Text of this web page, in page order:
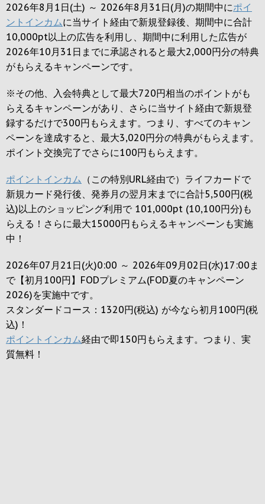
2026年8月1日(土) ～ 2026年8月31日(月)の期間中にポイ
ントインカムに当サイト経由で新規登録後、期間中に合計
10,000pt以上の広告を利用し、期間中に利用した広告が
2026年10月31日までに承認されると最大2,000円分の特典
がもらえるキャンペーンです。
※その他、入会特典として最大720円相当のポイントがも
らえるキャンペーンがあり、さらに当サイト経由で新規登
録するだけで300円 もらえます。つまり、すべてのキャン
ペーンを達成すると、最大3,020円分の特典がもらえます。
ポイント交換完了でさらに100円 もらえます。
ポイントインカム （この特別URL経由で）ライフカードで
新規カード発行後、発券月の翌月末までに合計5,500円(税
込)以上のショッピング利用で 101,000pt (10,100円分)も
らえる！さらに最大15000円もらえるキャンペーンも実施
中！
2026年07月21日(火)0:00 ～ 2026年09月02日(水)17:00ま
で【初月100円】FODプレミアム(FOD夏のキャンペーン
2026)を実施中です。
スタンダードコース：1320円(税込) が今なら初月100円(税
込)！
ポイントインカム経由で即150円もらえます。つまり、実
質無料！